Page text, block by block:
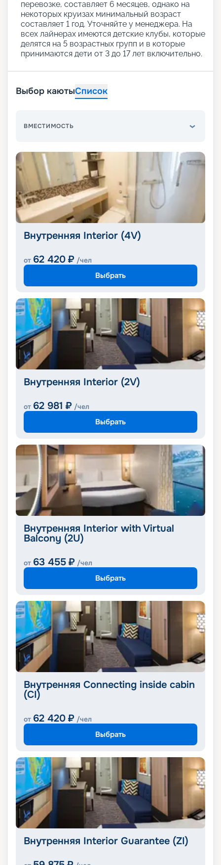
перевозке, составляет 6 месяцев, однако на
некоторых круизах минимальный возраст
составляет 1 год. Уточняйте у менеджера. На
всех лайнерах имеются детские клубы, которые
делятся на 5 возрастных групп и в которые
принимаются дети от 3 до 17 лет включительно.
Выбор каютыСписок
ВМЕСТИМОСТЬ
Внутренняя Interior (4V)
от 62 420 ₽ /чел
Выбрать
Внутренняя Interior (2V)
от 62 981 ₽ /чел
Выбрать
Внутренняя Interior with Virtual
Balcony (2U)
от 63 455 ₽ /чел
Выбрать
Внутренняя Connecting inside cabin
(CI)
от 62 420 ₽ /чел
Выбрать
Внутренняя Interior Guarantee (ZI)